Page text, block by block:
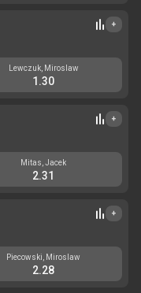
+
Lewczuk, Miroslaw
1.30
+
Mitas, Jacek
2.31
+
Piecowski, Miroslaw
2.28